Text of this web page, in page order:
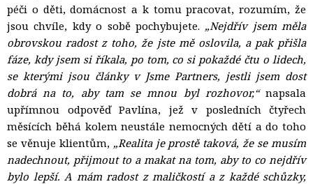
péči o děti, domácnost a k tomu pracovat, rozumím, že
jsou chvíle, kdy o sobě pochybujete. „Nejdřív jsem měla
obrovskou radost z toho, že jste mě oslovila, a pak přišla
fáze, kdy jsem si říkala, po tom, co si pokaždé čtu o lidech,
se kterými jsou články v Jsme Partners, jestli jsem dost
dobrá na to, aby tam se mnou byl rozhovor,“napsala
upřímnou odpověď Pavlína, jež v posledních čtyřech
měsících běhá kolem neustále nemocných dětí a do toho
se věnuje klientům, „Realita je prostě taková, že se musím
nadechnout, přijmout to a makat na tom, aby to co nejdřív
bylo lepší. A mám radost z maličkostí a z každé schůzky,